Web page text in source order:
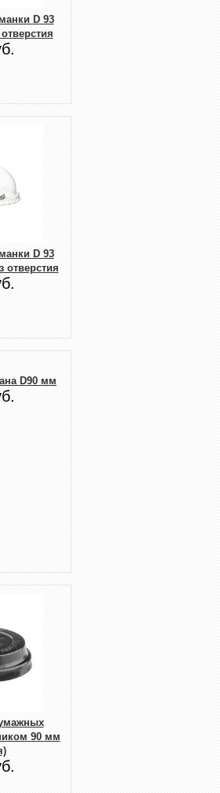
D 93
D 93
отверстия
D90 мм
90 мм